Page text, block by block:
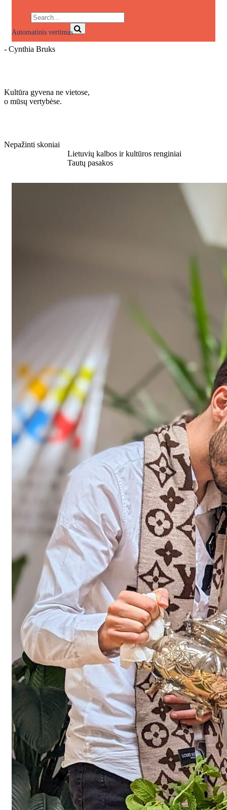
Automatinis vertimas
- Cynthia Bruks
Kultūra gyvena ne vietose,
o mūsų vertybėse.
Nepažinti skoniai
Lietuvių kalbos ir kultūros renginiai
Tautų pasakos